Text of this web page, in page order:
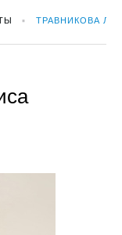
ТРАВНИКОВА